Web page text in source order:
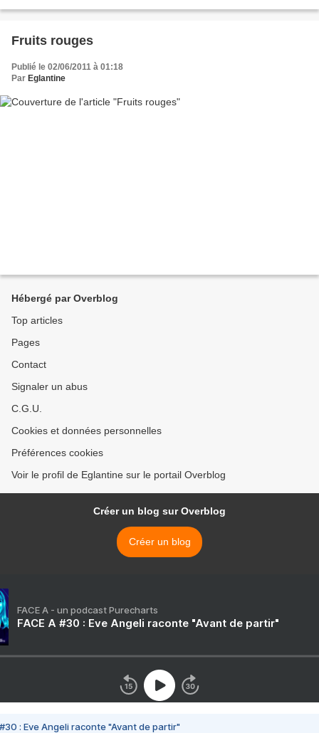
Fruits rouges
Publié le 02/06/2011 à 01:18
Par Eglantine
Hébergé par Overblog
Top articles
Pages
Contact
Signaler un abus
C.G.U.
Cookies et données personnelles
Préférences cookies
Voir le profil de Eglantine sur le portail Overblog
Créer un blog sur Overblog
Créer un blog
FACE A - un podcast Purecharts
FACE A #30 : Eve Angeli raconte "Avant de partir"
#30 : Eve Angeli raconte "Avant de partir"